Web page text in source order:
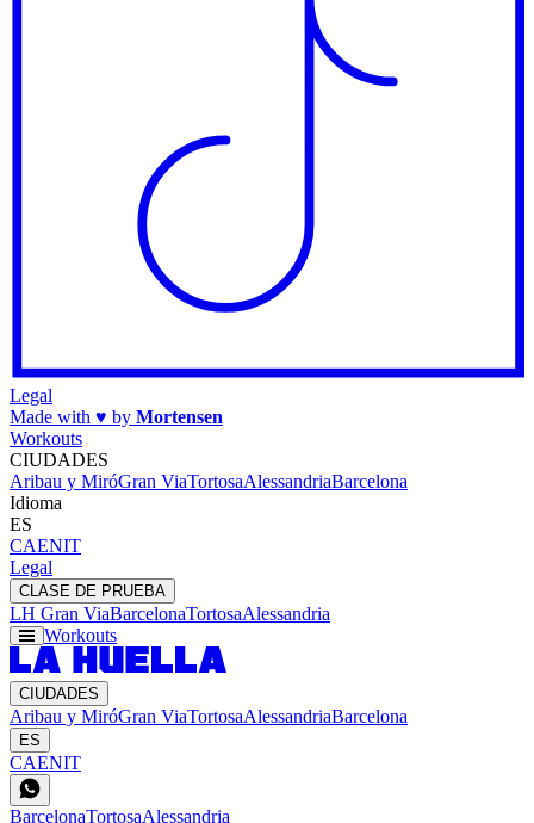
Legal
Made with ♥ by Mortensen
Workouts
CIUDADES
Aribau y MiróGran ViaTortosaAlessandriaBarcelona
Idioma
ES
CAENIT
Legal
CLASE DE PRUEBA
LH Gran ViaBarcelonaTortosaAlessandria
Workouts
CIUDADES
Aribau y MiróGran ViaTortosaAlessandriaBarcelona
ES
CAENIT
BarcelonaTortosaAlessandria